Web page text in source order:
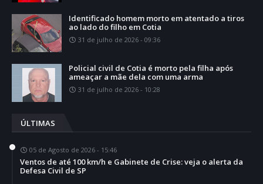
Identificado homem morto em atentado a tiros
ao lado do filho em Cotia
31 de julho de 2026 - 09:36
Policial civil de Cotia é morto pela filha após
ameaçar a mãe dela com uma arma
31 de julho de 2026 - 10:28
ÚLTIMAS
05 de Agosto de 2026 - 15:46
Ventos de até 100 km/h e Gabinete de Crise: veja o alerta da
Defesa Civil de SP